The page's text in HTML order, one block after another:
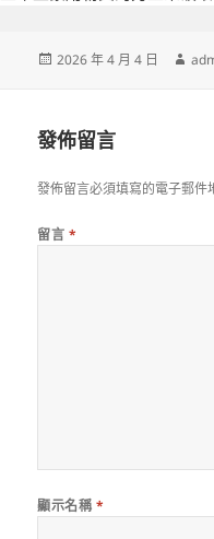
發
2026 年 4 月 4 日
作
發佈留言
發佈留言必須填寫的電子郵件
留言 *
顯示名稱 *